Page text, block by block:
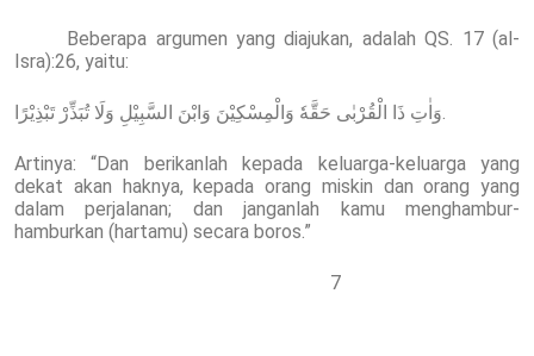
Beberapa argumen yang diajukan, adalah QS. 17 (al-
Isra):26, yaitu:
Artinya: “Dan berikanlah kepada keluarga-keluarga yang
dekat akan haknya, kepada orang miskin dan orang yang
dalam perjalanan; dan janganlah kamu menghambur-
hamburkan (hartamu) secara boros.”
7